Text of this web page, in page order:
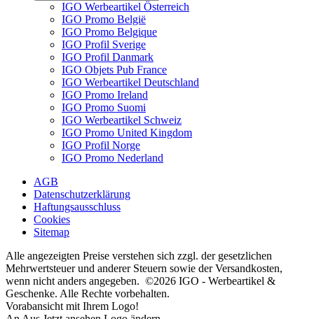
IGO Werbeartikel Österreich
IGO Promo België
IGO Promo Belgique
IGO Profil Sverige
IGO Profil Danmark
IGO Objets Pub France
IGO Werbeartikel Deutschland
IGO Promo Ireland
IGO Promo Suomi
IGO Werbeartikel Schweiz
IGO Promo United Kingdom
IGO Profil Norge
IGO Promo Nederland
AGB
Datenschutzerklärung
Haftungsausschluss
Cookies
Sitemap
Alle angezeigten Preise verstehen sich zzgl. der gesetzlichen
Mehrwertsteuer und anderer Steuern sowie der Versandkosten,
wenn nicht anders angegeben. ©2026 IGO - Werbeartikel &
Geschenke. Alle Rechte vorbehalten.
Vorabansicht mit Ihrem Logo!